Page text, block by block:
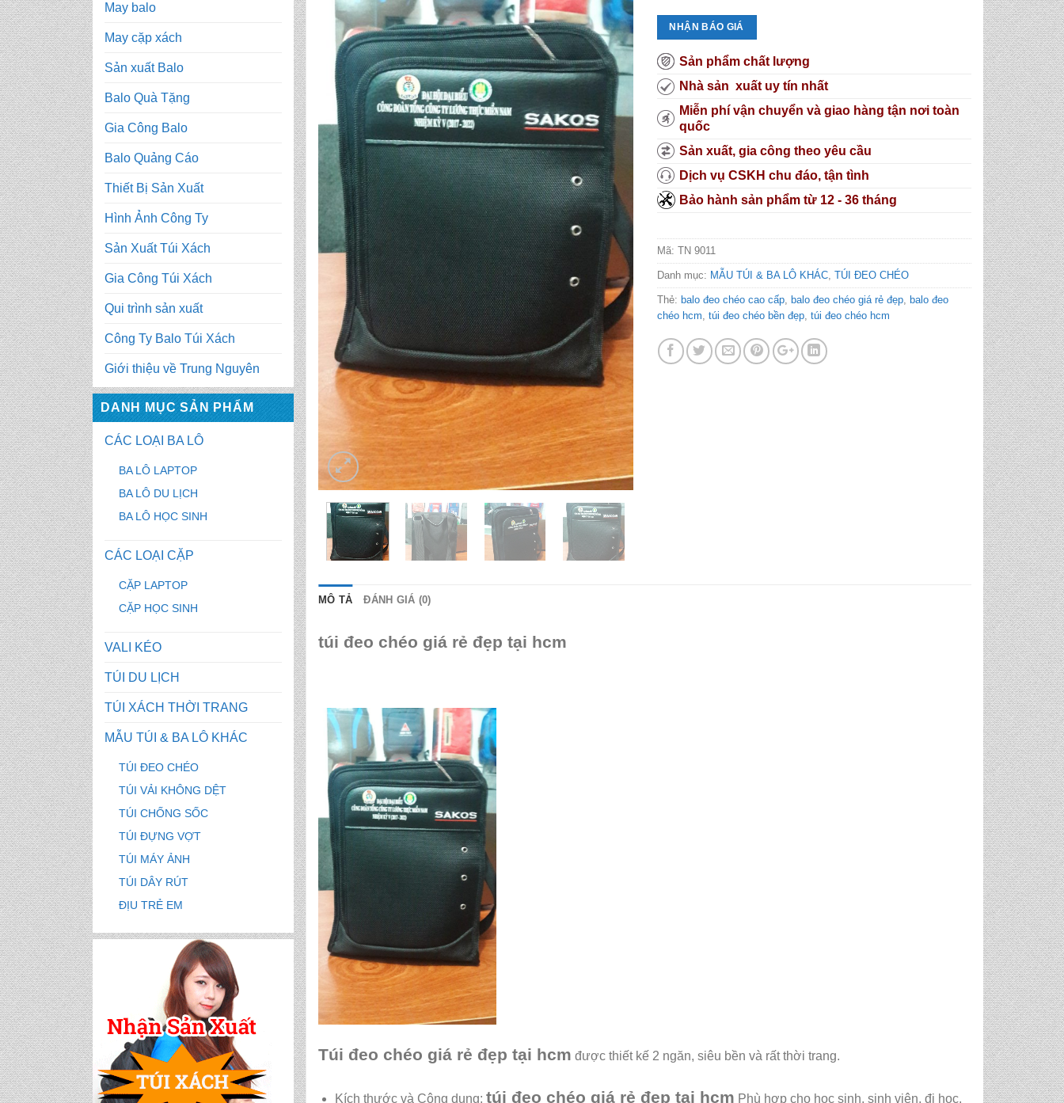
NHẬN BÁO GIÁ
Sản phẩm chất lượng
Nhà sản xuất uy tín nhất
Miễn phí vận chuyển và giao hàng tận nơi toàn
quốc
Sản xuất, gia công theo yêu cầu
Dịch vụ CSKH chu đáo, tận tình
Bảo hành sản phẩm từ 12 - 36 tháng
Mã: TN 9011
Danh mục: MẪU TÚI & BA LÔ KHÁC, TÚI ĐEO CHÉO
Thẻ: balo đeo chéo cao cấp, balo đeo chéo giá rẻ đẹp, balo đeo
chéo hcm, túi đeo chéo bền đẹp, túi đeo chéo hcm
MÔ TẢ ĐÁNH GIÁ (0)
túi đeo chéo giá rẻ đẹp tại hcm
Túi đeo chéo giá rẻ đẹp tại hcm được thiết kế 2 ngăn, siêu bền và rất thời trang.
Kích thước và Công dụng: túi đeo chéo giá rẻ đẹp tại hcm Phù hợp cho học sinh, sinh viên, đi học,
May balo
May cặp xách
Sản xuất Balo
Balo Quà Tặng
Gia Công Balo
Balo Quảng Cáo
Thiết Bị Sản Xuất
Hình Ảnh Công Ty
Sản Xuất Túi Xách
Gia Công Túi Xách
Qui trình sản xuất
Công Ty Balo Túi Xách
Giới thiệu về Trung Nguyên
DANH MỤC SẢN PHẨM
CÁC LOẠI BA LÔ
BA LÔ LAPTOP
BA LÔ DU LỊCH
BA LÔ HỌC SINH
CÁC LOẠI CẶP
CẶP LAPTOP
CẶP HỌC SINH
VALI KÉO
TÚI DU LỊCH
TÚI XÁCH THỜI TRANG
MẪU TÚI & BA LÔ KHÁC
TÚI ĐEO CHÉO
TÚI VẢI KHÔNG DỆT
TÚI CHỐNG SỐC
TÚI ĐỰNG VỢT
TÚI MÁY ẢNH
TÚI DÂY RÚT
ĐỊU TRẺ EM